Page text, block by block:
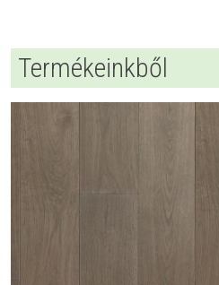
Termékeinkből